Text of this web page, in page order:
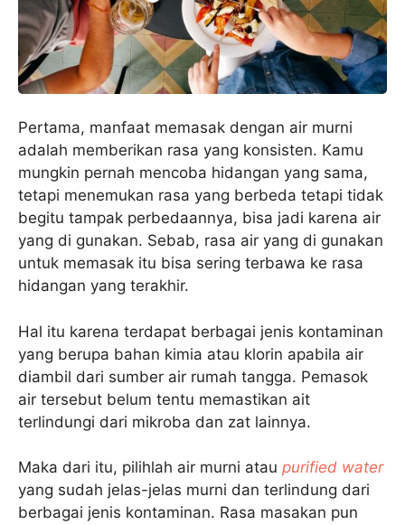
Pertama, manfaat memasak dengan air murni
adalah memberikan rasa yang konsisten. Kamu
mungkin pernah mencoba hidangan yang sama,
tetapi menemukan rasa yang berbeda tetapi tidak
begitu tampak perbedaannya, bisa jadi karena air
yang di gunakan. Sebab, rasa air yang di gunakan
untuk memasak itu bisa sering terbawa ke rasa
hidangan yang terakhir.
Hal itu karena terdapat berbagai jenis kontaminan
yang berupa bahan kimia atau klorin apabila air
diambil dari sumber air rumah tangga. Pemasok
air tersebut belum tentu memastikan ait
terlindungi dari mikroba dan zat lainnya.
Maka dari itu, pilihlah air murni atau purified water
yang sudah jelas-jelas murni dan terlindung dari
berbagai jenis kontaminan. Rasa masakan pun